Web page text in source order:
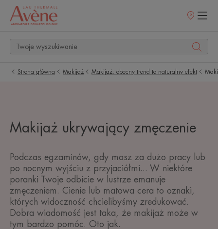
Punkty
Strona główna Makijaż Makijaż: obecny trend to naturalny efekt
Makijaż ukrywający zmęczenie
Podczas egzaminów, gdy masz za dużo pracy lub
po nocnym wyjściu z przyjaciółmi... W niektóre
poranki Twoje odbicie w lustrze emanuje
zmęczeniem. Cienie lub matowa cera to oznaki,
których widoczność chcielibyśmy zredukować.
Dobra wiadomość jest taka, że makijaż może w
tym bardzo pomóc. Oto jak.